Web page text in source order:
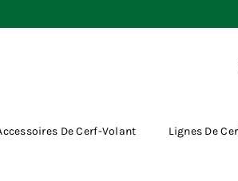
De Cerf-Volant Lignes De